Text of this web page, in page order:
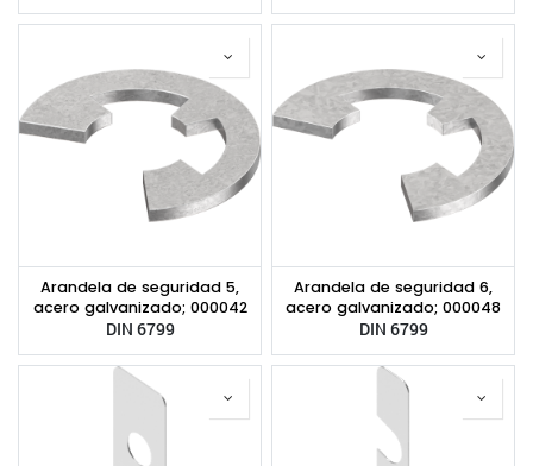
Arandela de seguridad 5,
acero galvanizado; 000042
DIN 6799
Arandela de seguridad 6,
acero galvanizado; 000048
DIN 6799